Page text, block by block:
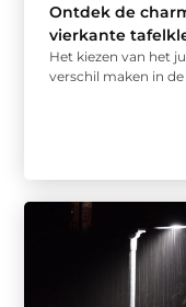
Ontdek de
vierkante
Het kiezen van het
verschil maken in